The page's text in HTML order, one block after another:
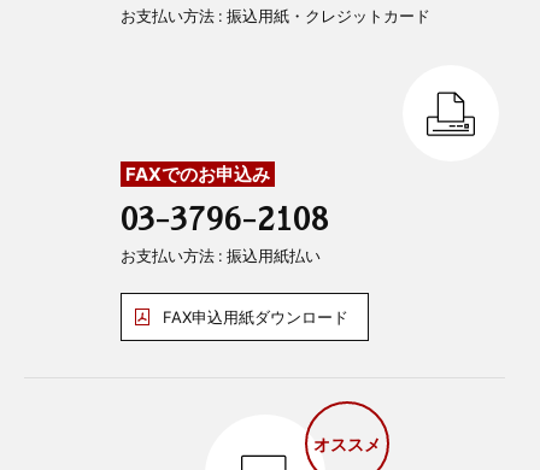
お支払い方法 : 振込用紙・クレジットカード
FAXでのお申込み
03-3796-2108
お支払い方法 : 振込用紙払い
FAX申込用紙ダウンロード
オススメ